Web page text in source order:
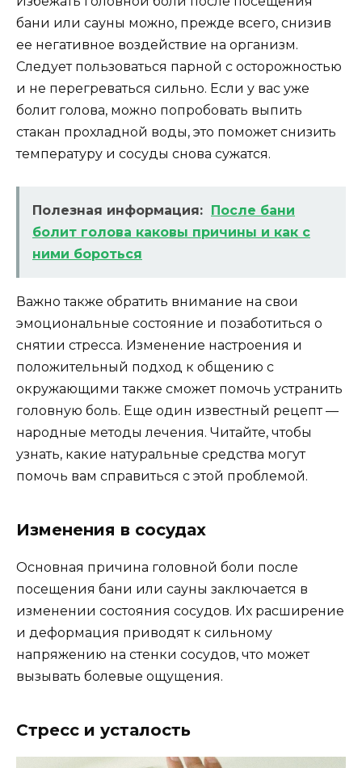
бани или сауны можно, прежде всего, снизив
ее негативное воздействие на организм.
Следует пользоваться парной с осторожностью
и не перегреваться сильно. Если у вас уже
болит голова, можно попробовать выпить
стакан прохладной воды, это поможет снизить
температуру и сосуды снова сужатся.
Полезная информация:
После бани
болит голова каковы причины и как с
ними бороться
Важно также обратить внимание на свои
эмоциональные состояние и позаботиться о
снятии стресса. Изменение настроения и
положительный подход к общению с
окружающими также сможет помочь устранить
головную боль. Еще один известный рецепт —
народные методы лечения. Читайте, чтобы
узнать, какие натуральные средства могут
помочь вам справиться с этой проблемой.
Изменения в сосудах
Основная причина головной боли после
посещения бани или сауны заключается в
изменении состояния сосудов. Их расширение
и деформация приводят к сильному
напряжению на стенки сосудов, что может
вызывать болевые ощущения.
Стресс и усталость